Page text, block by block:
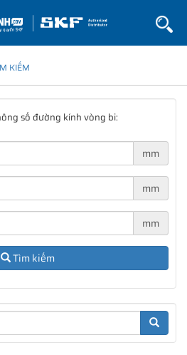
KIẾM
số đường kính vòng bi:
mm
mm
mm
Tìm kiếm